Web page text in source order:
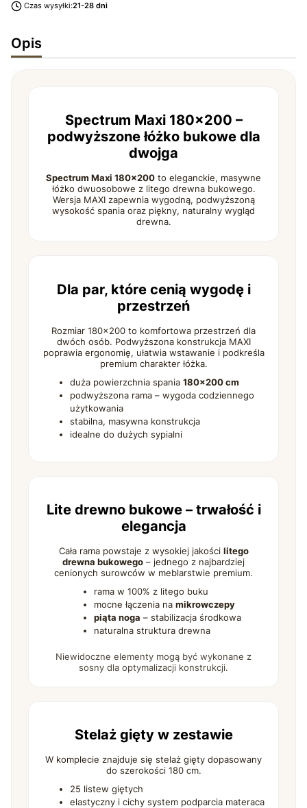
Czas wysyłki:21-28 dni
Opis
Spectrum Maxi 180×200 –
podwyższone łóżko bukowe dla
dwojga
Spectrum Maxi 180×200 to eleganckie, masywne
łóżko dwuosobowe z litego drewna bukowego.
Wersja MAXI zapewnia wygodną, podwyższoną
wysokość spania oraz piękny, naturalny wygląd
drewna.
Dla par, które cenią wygodę i
przestrzeń
Rozmiar 180×200 to komfortowa przestrzeń dla
dwóch osób. Podwyższona konstrukcja MAXI
poprawia ergonomię, ułatwia wstawanie i podkreśla
premium charakter łóżka.
duża powierzchnia spania 180×200 cm
podwyższona rama – wygoda codziennego
użytkowania
stabilna, masywna konstrukcja
idealne do dużych sypialni
Lite drewno bukowe – trwałość i
elegancja
Cała rama powstaje z wysokiej jakości litego
drewna bukowego – jednego z najbardziej
cenionych surowców w meblarstwie premium.
rama w 100% z litego buku
mocne łączenia na mikrowczepy
piąta noga – stabilizacja środkowa
naturalna struktura drewna
Niewidoczne elementy mogą być wykonane z
sosny dla optymalizacji konstrukcji.
Stelaż gięty w zestawie
W komplecie znajduje się stelaż gięty dopasowany
do szerokości 180 cm.
25 listew giętych
elastyczny i cichy system podparcia materaca